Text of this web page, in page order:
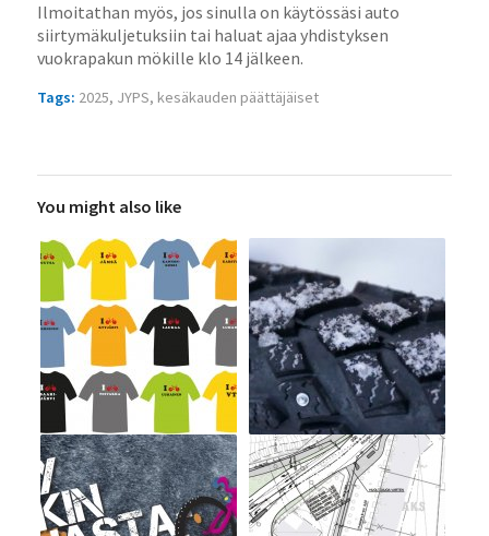
Ilmoitathan myös, jos sinulla on käytössäsi auto
siirtymäkuljetuksiin tai haluat ajaa yhdistyksen
vuokrapakun mökille klo 14 jälkeen.
Tags: 2025, JYPS, kesäkauden päättäjäiset
You might also like